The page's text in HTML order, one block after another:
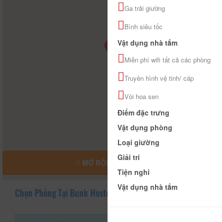
MỞ RỘNG BẢN ĐỒ
Chọn Phòng Tại Bunk Hostel
Ga trải giường
Bình siêu tốc
Vật dụng nhà tắm
Miễn phí wifi tất cả các phòng
Truyền hình vệ tinh/ cáp
Vòi hoa sen
Điểm đặc trưng
Vật dụng phòng
Loại giường
Giải trí
Tiện nghi
Vật dụng nhà tắm